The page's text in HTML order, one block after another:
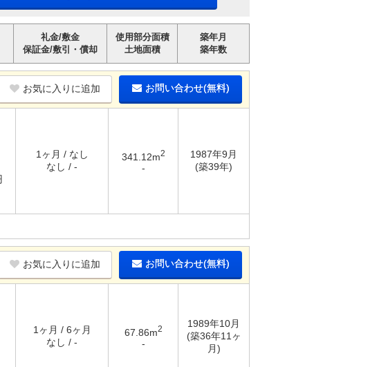
礼金/敷金
保証金/敷引・償却
使用部分面積
土地面積
築年月
築年数
お気に入りに追加 お問い合わせ(無料)
1ヶ月 / なし
なし / -
341.12m2
-
1987年9月
(築39年)
お気に入りに追加 お問い合わせ(無料)
1ヶ月 / 6ヶ月
なし / -
67.86m2
-
1989年10月
(築36年11ヶ
月)